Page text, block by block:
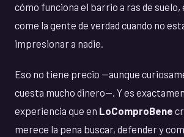
cómo funciona el barrio a ras de
come la gente de verdad cuando no
impresionar a nadie.
Eso no tiene precio —aunque
cuesta mucho dinero—. Y es
experiencia que en LoComproBene
merece la pena buscar, defender y